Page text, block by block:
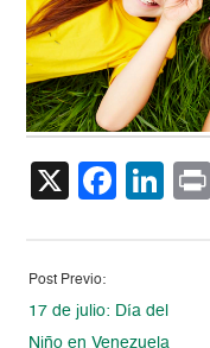
X
Post Previo:
17 de julio: Día del
Niño en Venezuela